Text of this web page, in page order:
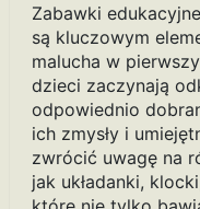
Zabawki
są kluczowym
malucha w
dzieci zaczynają
odpowiednio
ich zmysły i
zwrócić uwagę na
jak układanki,